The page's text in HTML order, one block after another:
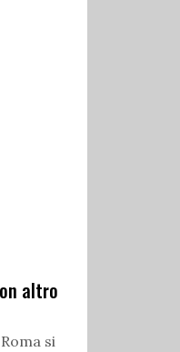
altro
si